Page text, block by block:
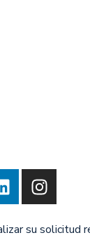
su solicitud